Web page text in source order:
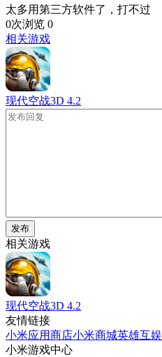
太多用第三方软件了，打不过
0次浏览 0
相关游戏
现代空战3D 4.2
发布
相关游戏
现代空战3D 4.2
友情链接
小米应用商店小米商城英雄互娱
小米游戏中心